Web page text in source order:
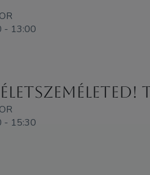
- 13:00
- 15:30